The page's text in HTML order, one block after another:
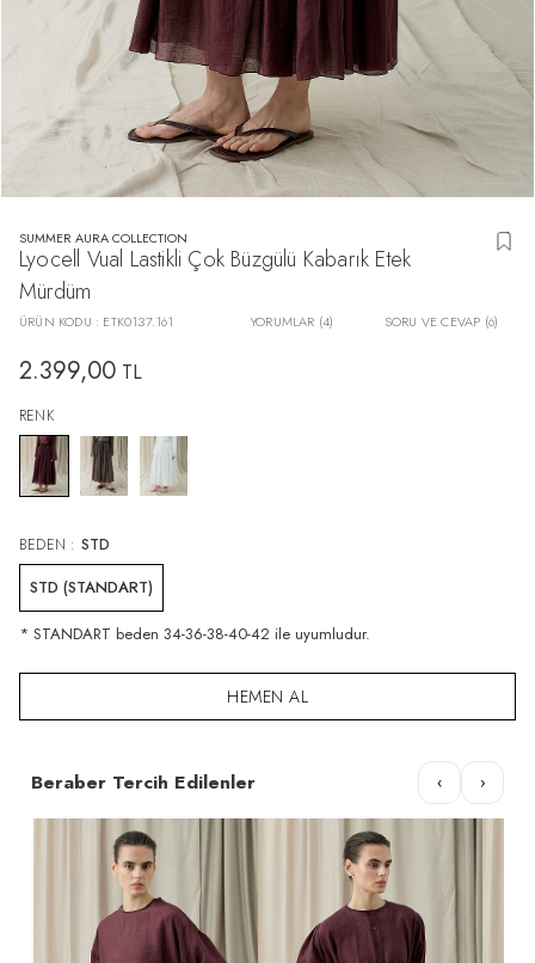
SUMMER AURA COLLECTION
Lyocell Vual Lastikli Çok Büzgülü Kabarık Etek
Mürdüm
ÜRÜN KODU : ETK0137.161 YORUMLAR (4) SORU VE CEVAP (6)
2.399,00 TL
RENK
BEDEN : STD
STD (STANDART)
* STANDART beden 34-36-38-40-42 ile uyumludur.
HEMEN AL
Beraber Tercih Edilenler ‹ ›